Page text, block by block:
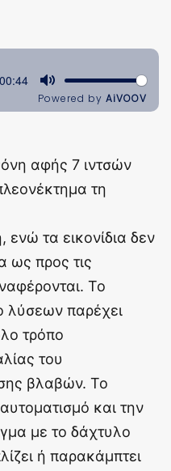
αφής 7 ιντσών
τη
τα εικονίδια δεν
ως προς τις
Το
λύσεων παρέχει
τρόπο
του
βλαβών. Το
και την
με το δάχτυλο
ή παρακάμπτει